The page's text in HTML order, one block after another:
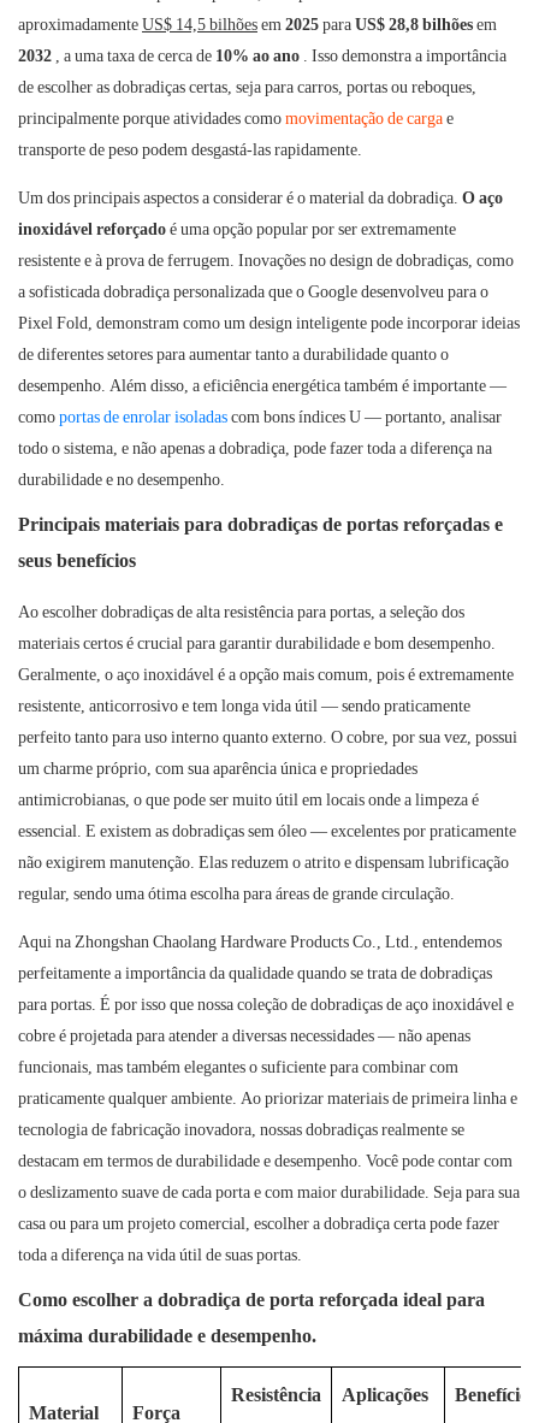
aproximadamenteUS$ 14,5 bilhõesem2025paraUS$ 28,8 bilhõesem
2032 , a uma taxa de cerca de 10% ao ano . Isso demonstra a importância
de escolher as dobradiças certas, seja para carros, portas ou reboques,
principalmente porque atividades comomovimentação de cargae
transporte de peso podem desgastá-las rapidamente.
Um dos principais aspectos a considerar é o material da dobradiça. O aço
inoxidável reforçadoé uma opção popular por ser extremamente
resistente e à prova de ferrugem. Inovações no design de dobradiças, como
a sofisticada dobradiça personalizada que o Google desenvolveu para o
Pixel Fold, demonstram como um design inteligente pode incorporar ideias
de diferentes setores para aumentar tanto a durabilidade quanto o
desempenho. Além disso, a eficiência energética também é importante —
comoportas de enrolar isoladascom bons índices U — portanto, analisar
todo o sistema, e não apenas a dobradiça, pode fazer toda a diferença na
durabilidade e no desempenho.
Principais materiais para dobradiças de portas reforçadas e
seus benefícios
Ao escolher dobradiças de alta resistência para portas, a seleção dos
materiais certos é crucial para garantir durabilidade e bom desempenho.
Geralmente, o aço inoxidável é a opção mais comum, pois é extremamente
resistente, anticorrosivo e tem longa vida útil — sendo praticamente
perfeito tanto para uso interno quanto externo. O cobre, por sua vez, possui
um charme próprio, com sua aparência única e propriedades
antimicrobianas, o que pode ser muito útil em locais onde a limpeza é
essencial. E existem as dobradiças sem óleo — excelentes por praticamente
não exigirem manutenção. Elas reduzem o atrito e dispensam lubrificação
regular, sendo uma ótima escolha para áreas de grande circulação.
Aqui na Zhongshan Chaolang Hardware Products Co., Ltd., entendemos
perfeitamente a importância da qualidade quando se trata de dobradiças
para portas. É por isso que nossa coleção de dobradiças de aço inoxidável e
cobre é projetada para atender a diversas necessidades — não apenas
funcionais, mas também elegantes o suficiente para combinar com
praticamente qualquer ambiente. Ao priorizar materiais de primeira linha e
tecnologia de fabricação inovadora, nossas dobradiças realmente se
destacam em termos de durabilidade e desempenho. Você pode contar com
o deslizamento suave de cada porta e com maior durabilidade. Seja para sua
casa ou para um projeto comercial, escolher a dobradiça certa pode fazer
toda a diferença na vida útil de suas portas.
Como escolher a dobradiça de porta reforçada ideal para
máxima durabilidade e desempenho.
Material Força
Resistência
Aplicações
Benefícios